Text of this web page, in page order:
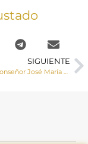
SIGUIENTE